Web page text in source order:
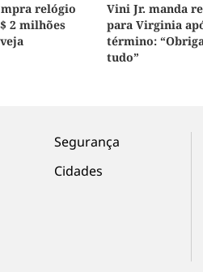
relógio
2 milhões
Vini Jr. manda
para Virginia
término:
tudo”
Segurança
Cidades